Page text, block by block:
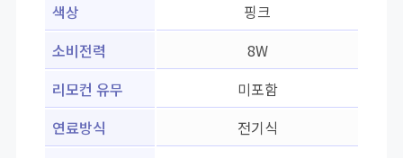
색상
핑크
소비전력
8W
리모컨 유무
미포함
연료방식
전기식